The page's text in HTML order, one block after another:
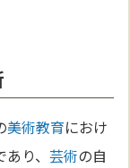
美術教育におけ
あり、芸術の自